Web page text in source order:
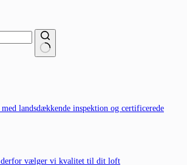
landsdækkende inspektion og certificerede
vælger vi kvalitet til dit loft